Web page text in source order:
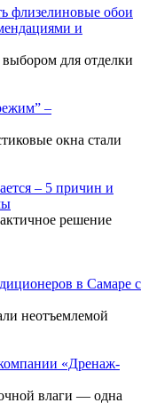
флизелиновые обои
и
для отделки
–
окна стали
– 5 причин и
решение
в Самаре с
неотъемлемой
«Дренаж-
влаги — одна